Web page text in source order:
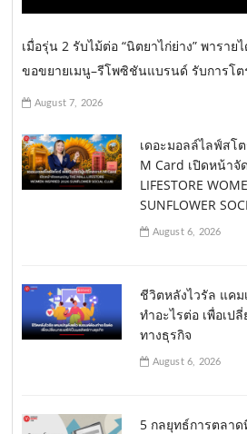
เมื่อรุ่น 2 รับไม้ต่อ “นิตยาไก่ย่าง” พารา
ขอขยายเมนู–รีโพซิชันแบรนด์ รับการโต
August 7, 2026
เดอะมอลล์ไลฟ์สโ
M Card เปิดหน้าจั
LIFESTORE
SUNFLOWER
August 6, 2026
ชีวิตหลังไวรัล แค
ทำอะไรต่อ เพื่อเป
ทางธุรกิจ
August 6, 2026
5 กลยุทธ์การตลา